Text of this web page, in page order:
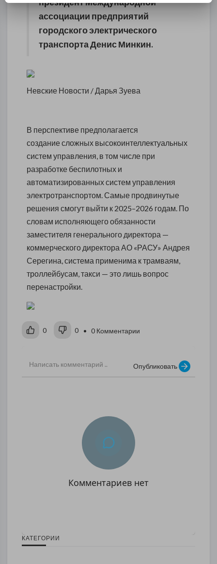
президент Международной
ассоциации предприятий
городского электрического
транспорта Денис Минкин.
Невские Новости / Дарья Зуева
В перспективе предполагается
создание сложных высокоинтеллектуальных
систем управления, в том числе при
разработке беспилотных и
автоматизированных систем управления
электротранспортом. Самые продвинутые
решения смогут выйти к 2025–2026 годам. По
словам исполняющего обязанности
заместителя генерального директора —
коммерческого директора АО «РАСУ» Андрея
Серегина, система применима к трамваям,
троллейбусам, такси — это лишь вопрос
перенастройки.
0 0 • 0 Комментарии
Опубликовать
Комментариев нет
КАТЕГОРИИ